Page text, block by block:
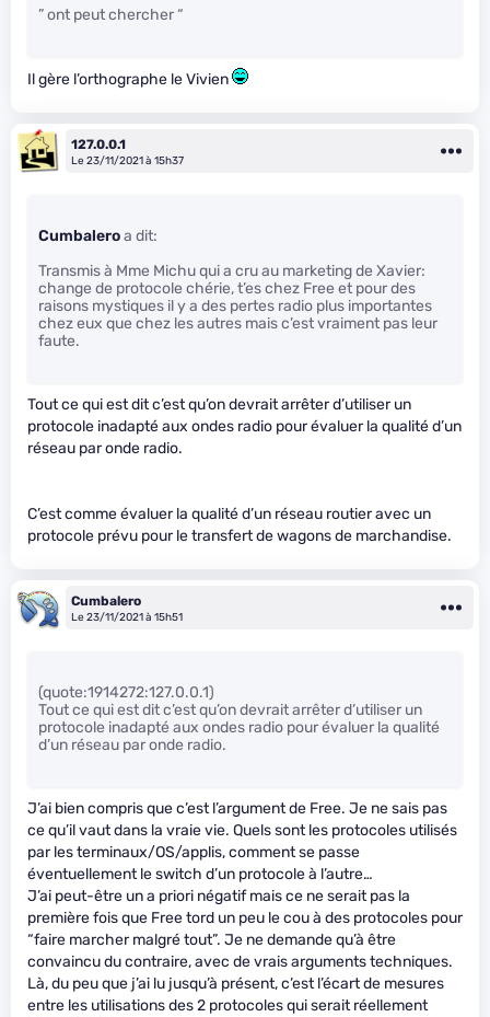
” ont peut chercher “
Il gère l’orthographe le Vivien
127.0.0.1
Le 23/11/2021 à 15h37
Cumbaleroa dit:
Transmis à Mme Michu qui a cru au marketing de Xavier:
change de protocole chérie, t’es chez Free et pour des
raisons mystiques il y a des pertes radio plus importantes
chez eux que chez les autres mais c’est vraiment pas leur
faute.
Tout ce qui est dit c’est qu’on devrait arrêter d’utiliser un
protocole inadapté aux ondes radio pour évaluer la qualité d’un
réseau par onde radio.
C’est comme évaluer la qualité d’un réseau routier avec un
protocole prévu pour le transfert de wagons de marchandise.
Cumbalero
Le 23/11/2021 à 15h51
(quote:1914272:127.0.0.1)
Tout ce qui est dit c’est qu’on devrait arrêter d’utiliser un
protocole inadapté aux ondes radio pour évaluer la qualité
d’un réseau par onde radio.
J’ai bien compris que c’est l’argument de Free. Je ne sais pas
ce qu’il vaut dans la vraie vie. Quels sont les protocoles utilisés
par les terminaux/OS/applis, comment se passe
éventuellement le switch d’un protocole à l’autre…
J’ai peut-être un a priori négatif mais ce ne serait pas la
première fois que Free tord un peu le cou à des protocoles pour
“faire marcher malgré tout”. Je ne demande qu’à être
convaincu du contraire, avec de vrais arguments techniques.
Là, du peu que j’ai lu jusqu’à présent, c’est l’écart de mesures
entre les utilisations des 2 protocoles qui serait réellement